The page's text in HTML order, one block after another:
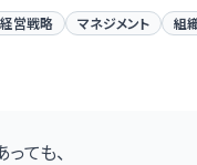
経営戦略 マネジメント 組
ても、